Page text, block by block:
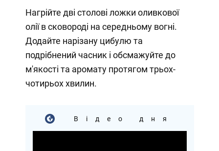
Нагрійте дві столові ложки оливкової
олії в сковороді на середньому вогні.
Додайте нарізану цибулю та
подрібнений часник і обсмажуйте до
м'якості та аромату протягом трьох-
чотирьох хвилин.
Відео дня